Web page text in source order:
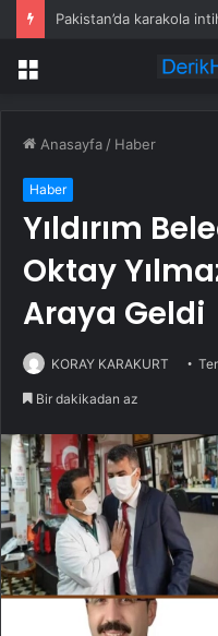
Pakistan’da karakola
Menü
Anasayfa / Haber
Haber
Yıldırım
Oktay
Araya Geldi
KORAY KARAKURT
Bir dakikadan az